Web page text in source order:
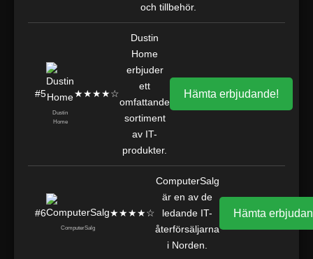
och tillbehör.
#5
Dustin
Home
★★★★☆
Dustin
Home
erbjuder
ett
omfattande
sortiment
av IT-
produkter.
Hämta erbjudande!
#6
ComputerSalg
★★★★☆
ComputerSalg
är en av de
ledande IT-
återförsäljarna
i Norden.
Hämta